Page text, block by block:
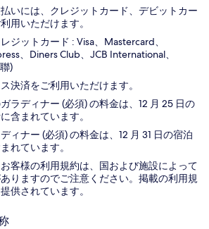
いには、クレジットカード、デビットカー
用いただけます。
ジットカード : Visa、Mastercard、
、Diners Club、JCB International、
)
決済をご利用いただけます。
ラディナー (必須) の料金は、12 月 25 日の
含まれています。
ィナー (必須) の料金は、12 月 31 日の宿泊
れています。
客様の利用規約は、国および施設によって
りますのでご注意ください。掲載の利用規
供されています。